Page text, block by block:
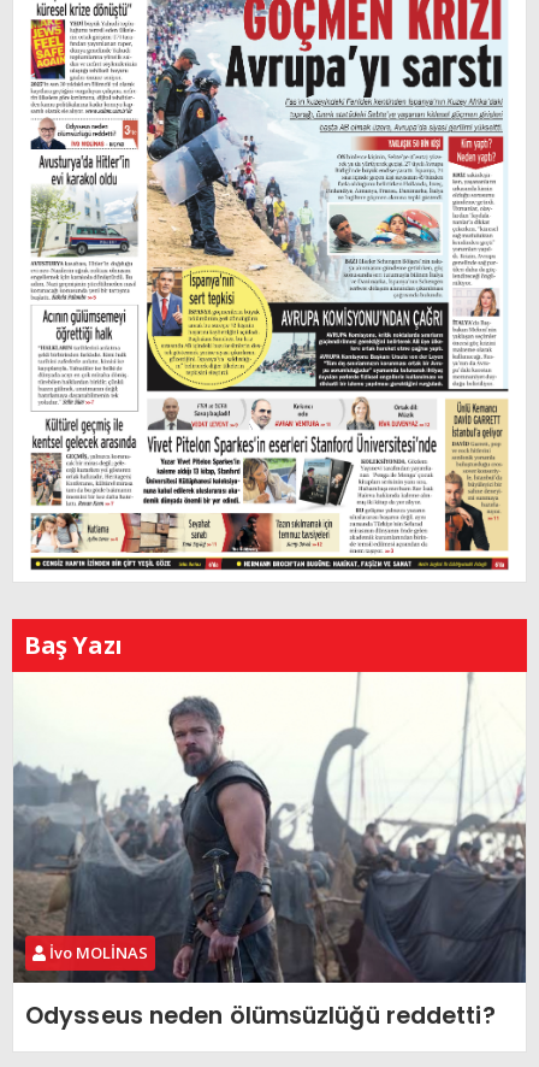
Baş Yazı
İvo MOLİNAS
Odysseus neden ölümsüzlüğü reddetti?